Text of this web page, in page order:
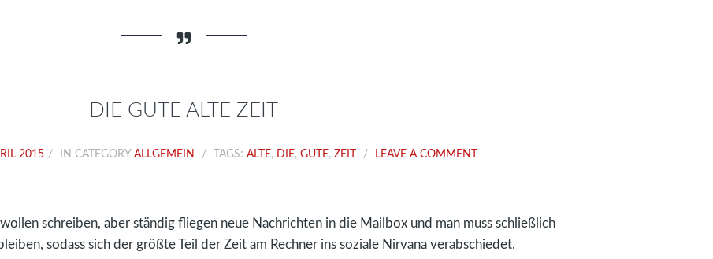
DIE GUTE ALTE ZEIT
2015 IN CATEGORY ALLGEMEIN TAGS: ALTE, DIE, GUTE, ZEIT LEAVE A COMMENT
schreiben, aber ständig fliegen neue Nachrichten in die Mailbox und man muss schließlich
sodass sich der größte Teil der Zeit am Rechner ins soziale Nirvana verabschiedet.